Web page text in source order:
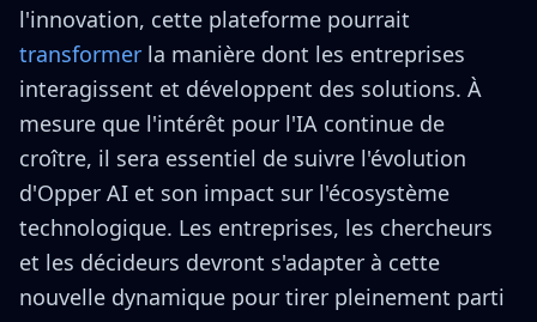
l'innovation, cette plateforme pourrait
transformer la manière dont les entreprises
interagissent et développent des solutions. À
mesure que l'intérêt pour l'IA continue de
croître, il sera essentiel de suivre l'évolution
d'Opper AI et son impact sur l'écosystème
technologique. Les entreprises, les chercheurs
et les décideurs devront s'adapter à cette
nouvelle dynamique pour tirer pleinement parti